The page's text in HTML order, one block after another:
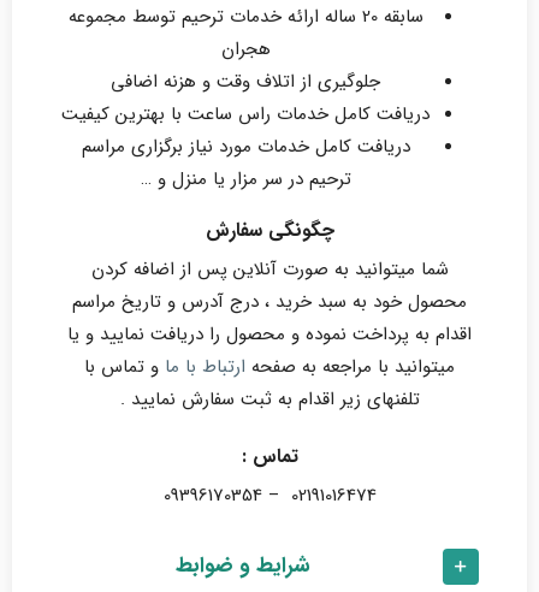
سابقه 20 ساله ارائه خدمات ترحیم توسط مجموعه
هجران
جلوگیری از اتلاف وقت و هزنه اضافی
دریافت کامل خدمات راس ساعت با بهترین کیفیت
دریافت کامل خدمات مورد نیاز برگزاری مراسم
ترحیم در سر مزار یا منزل و …
چگونگی سفارش
شما میتوانید به صورت آنلاین پس از اضافه کردن
محصول خود به سبد خرید ، درج آدرس و تاریخ مراسم
اقدام به پرداخت نموده و محصول را دریافت نمایید و یا
میتوانید با مراجعه به صفحه ارتباط با ما و تماس با
تلفنهای زیر اقدام به ثبت سفارش نمایید .
تماس :
02191016474 – 09396170354
شرایط و ضوابط